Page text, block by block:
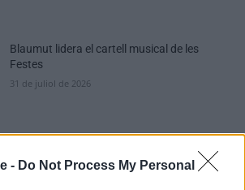
- Do Not Process My Personal
Blaumut lidera el cartell musical de les
Festes
31 de juliol de 2026